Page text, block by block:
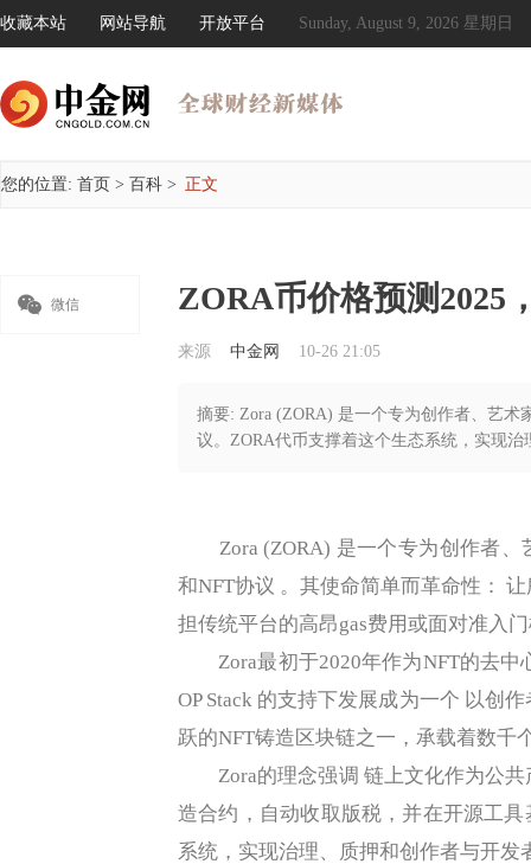
收藏本站 网站导航 开放平台 Sunday, August 9, 2026 星期日
您的位置: 首页 > 百科 > 正文
 微信 ZORA币价格预测2025
来源 中金网 10-26 21:05
摘要: Zora (ZORA) 是一个专为创作者、艺
议。ZORA代币支撑着这个生态系统，实现
Zora (ZORA) 是一个专为创作者、
和NFT协议 。其使命简单而革命性：
担传统平台的高昂gas费用或面对准入
Zora最初于2020年作为NFT的去中
OP Stack 的支持下发展成为一个 以创
跃的NFT铸造区块链之一，承载着数千
Zora的理念强调 链上文化作为公共
造合约，自动收取版税，并在开源工
系统，实现治理、质押和创作者与开发